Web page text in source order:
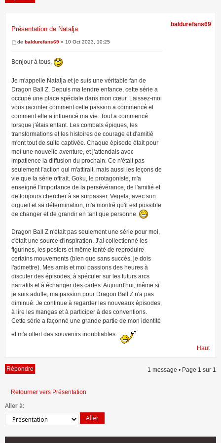
Présentation de Natalja
de baldurefans69 » 10 Oct 2023, 10:25
Bonjour à tous,
Je m'appelle Natalja et je suis une véritable fan de
Dragon Ball Z. Depuis ma tendre enfance, cette série a
occupé une place spéciale dans mon cœur. Laissez-moi
vous raconter comment cette passion a commencé et
comment elle a influencé ma vie. Tout a commencé
lorsque j'étais enfant. Les combats épiques, les
transformations et les histoires de courage et d'amitié
m'ont tout de suite captivée. Chaque épisode était pour
moi une nouvelle aventure, et j'attendais avec
impatience la diffusion du prochain. Ce n'était pas
seulement l'action qui m'attirait, mais aussi les leçons de
vie que la série offrait. Goku, le protagoniste, m'a
enseigné l'importance de la persévérance, de l'amitié et
de toujours chercher à se surpasser. Vegeta, avec son
orgueil et sa détermination, m'a montré qu'il est possible
de changer et de grandir en tant que personne.
Dragon Ball Z n'était pas seulement une série pour moi,
c'était une source d'inspiration. J'ai collectionné les
figurines, les posters et même tenté de reproduire
certains mouvements (bien que sans succès, je dois
l'admettre). Mes amis et moi passions des heures à
discuter des épisodes, à spéculer sur les futurs arcs
narratifs et à échanger des cartes. Aujourd'hui, même si
je suis adulte, ma passion pour Dragon Ball Z n'a pas
diminué. Je continue à regarder les nouveaux épisodes,
à lire les mangas et à participer à des conventions.
Cette série a façonné une grande partie de mon identité
et m'a offert des souvenirs inoubliables.
baldurefans69
Haut
Répondre 1 message • Page 1 sur 1
Retourner vers Présentation
Aller à: